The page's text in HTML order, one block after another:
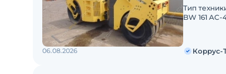
Тип
BW 161
06.08.2026 Коррус-